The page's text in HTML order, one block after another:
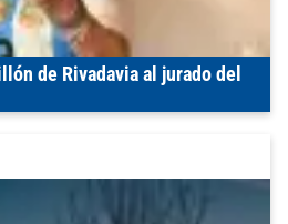
de Rivadavia al jurado del